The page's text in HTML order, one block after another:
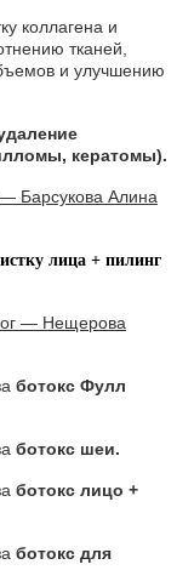
коллагена и
тканей,
и улучшению
кератомы).
Барсукова Алина
лица + пилинг
— Нещерова
ботокс Фулл
ботокс шеи.
ботокс лицо +
ботокс для